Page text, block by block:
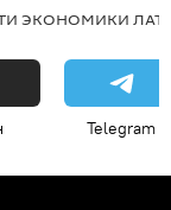
ЭКОНОМИКИ
Telegram